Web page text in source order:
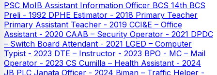
PSC MoIB Assistant Information Officer BCS 14th BCS
Preli - 1992 DPHE Estimator - 2018 Primary Teacher
Primary Assistant Teacher - 2019 CCI&E – Office
Assistant - 2020 CAAB – Security Operator - 2021 DPDC
– Switch Board Attendant - 2021 LGED – Computer
Typist - 2023 DTE – Instructor - 2023 BPO - MC – Mail
Operator - 2023 CS Cumilla – Health Assistant - 2024
JB PLC Janata Officer - 2024 Biman – Traffic Helper -